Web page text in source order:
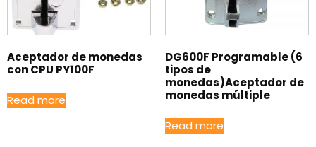
Aceptador de monedas
con CPU PY100F
Read more
DG600F Programable (6
tipos de
monedas)Aceptador de
monedas múltiple
Read more